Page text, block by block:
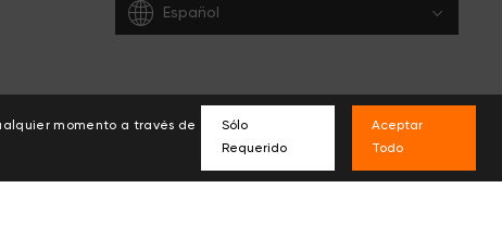
Español
momento a través de
Sólo
Requerido
Aceptar
Todo